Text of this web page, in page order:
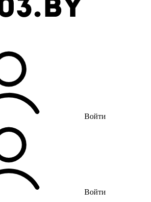
Войти
Войти